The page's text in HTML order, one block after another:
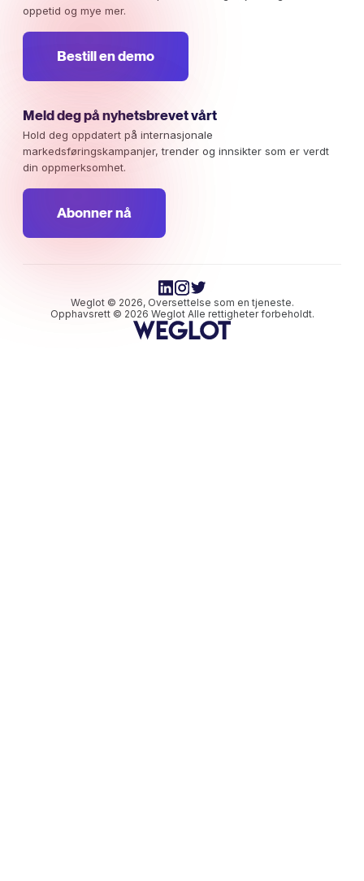
oppetid og mye mer.
Bestill en demo
Meld deg på nyhetsbrevet vårt
Hold deg oppdatert på internasjonale
markedsføringskampanjer, trender og innsikter som er verdt
din oppmerksomhet.
Abonner nå
Weglot © 2026, Oversettelse som en tjeneste.
Opphavsrett © 2026 Weglot Alle rettigheter forbeholdt.